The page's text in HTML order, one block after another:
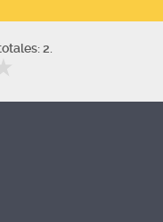
2.